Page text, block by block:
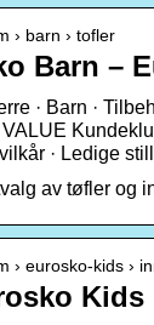
› barn › tofler
Barn –
· Barn ·
· Ledige
av tøfler og
› eurosko-kids ›
Kids